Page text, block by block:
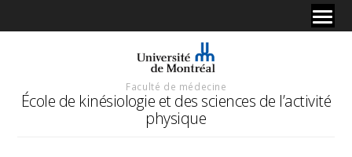
Faculté de médecine
École de kinésiologie et des sciences de l’activité
physique